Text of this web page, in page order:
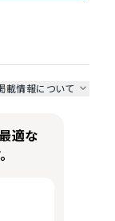
載情報について
を参照しています。
適な